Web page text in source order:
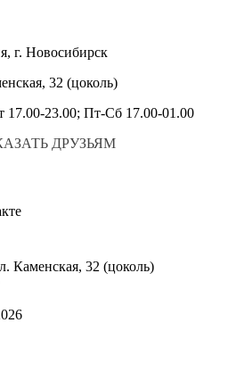
г. Новосибирск
32 (цоколь)
17.00-23.00; Пт-Сб 17.00-01.00
ДРУЗЬЯМ
Каменская, 32 (цоколь)